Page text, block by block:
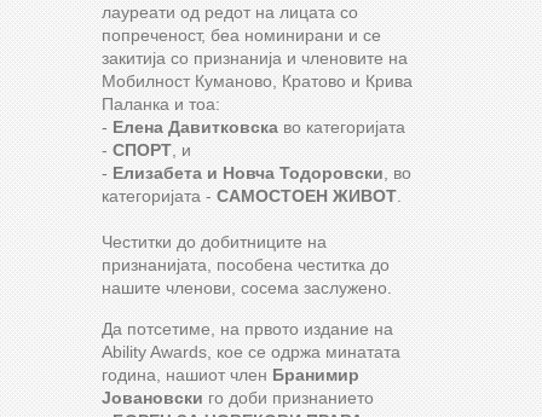
лауреати од редот на лицата со
попреченост, беа номинирани и се
закитија со признанија и членовите на
Мобилност Куманово, Кратово и Крива
Паланка и тоа:
- Елена Давитковска во категоријата
- СПОРТ , и
- Елизабета и Новча Тодоровски , во
категоријата - САМОСТОЕН ЖИВОТ
Честитки до добитниците на
признанијата, пособена честитка до
нашите членови, сосема заслужено.
Да потсетиме, на првото издание на
Ability Awards, кое се одржа минатата
година, нашиот член Бранимир
Јовановски го доби признанието